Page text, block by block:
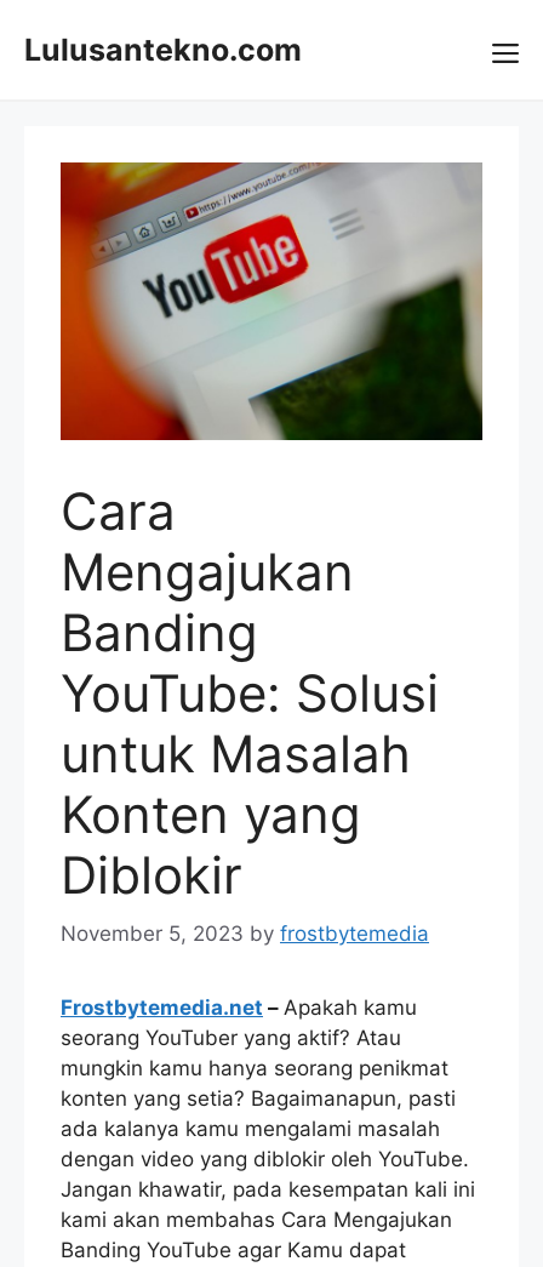
Lulusantekno.com
Cara
Mengajukan
Banding
YouTube: Solusi
untuk Masalah
Konten yang
Diblokir
November 5, 2023 by frostbytemedia
Frostbytemedia.net – Apakah kamu
seorang YouTuber yang aktif? Atau
mungkin kamu hanya seorang penikmat
konten yang setia? Bagaimanapun, pasti
ada kalanya kamu mengalami masalah
dengan video yang diblokir oleh YouTube.
Jangan khawatir, pada kesempatan kali ini
kami akan membahas Cara Mengajukan
Banding YouTube agar Kamu dapat